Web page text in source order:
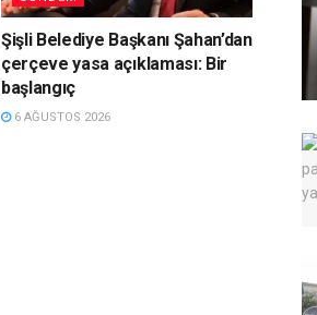
Şişli Belediye Başkanı Şahan’dan
çerçeve yasa açıklaması: Bir
başlangıç
6 AĞUSTOS 2026